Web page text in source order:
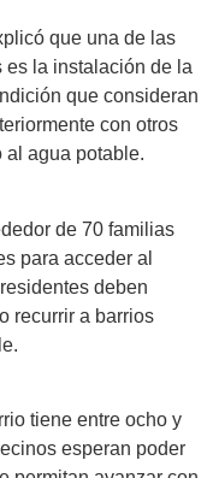
que una de las
la instalación de la
que consideran
con otros
al agua potable.
de 70 familias
para acceder al
deben
recurrir a barrios
tiene entre ocho y
esperan poder